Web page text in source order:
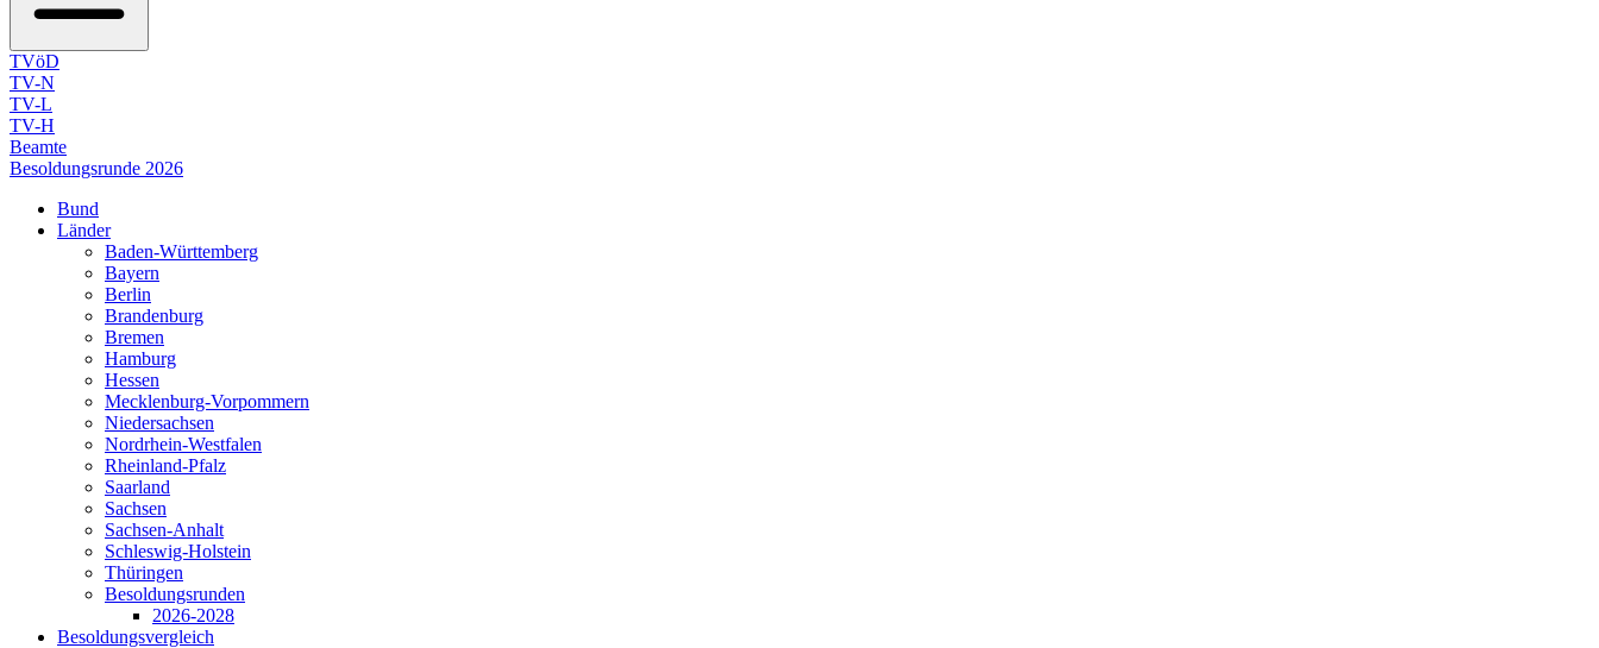
TVöD
TV-N
TV-L
TV-H
Beamte
Besoldungsrunde 2026
Bund
Länder
Baden-Württemberg
Bayern
Berlin
Brandenburg
Bremen
Hamburg
Hessen
Mecklenburg-Vorpommern
Niedersachsen
Nordrhein-Westfalen
Rheinland-Pfalz
Saarland
Sachsen
Sachsen-Anhalt
Schleswig-Holstein
Thüringen
Besoldungsrunden
2026-2028
Besoldungsvergleich